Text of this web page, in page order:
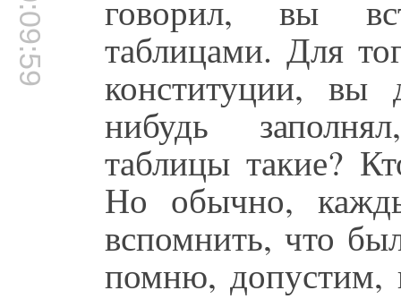
00:09:59 говорил, вы
таблицами. Для
конституции, вы
нибудь
таблицы такие?
Но обычно,
вспомнить, что
помню, допустим,